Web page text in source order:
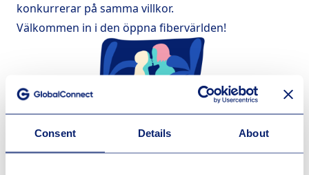
Consent Details About
konkurrerar på samma villkor.
Välkommen in i den öppna fibervärlden!